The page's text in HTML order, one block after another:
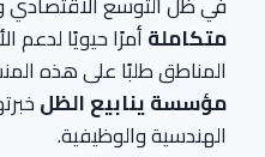
متكاملةأمرًا حيويًا لدعم
المناطق طلبًا على هذه
مؤسسة ينابيع الظل
الهندسية والوظيفية.